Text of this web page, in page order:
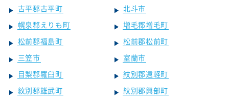
古平郡古平町
北斗市
幌泉郡えりも町
増毛郡増毛町
松前郡福島町
松前郡松前町
三笠市
室蘭市
目梨郡羅臼町
紋別郡遠軽町
紋別郡雄武町
紋別郡興部町